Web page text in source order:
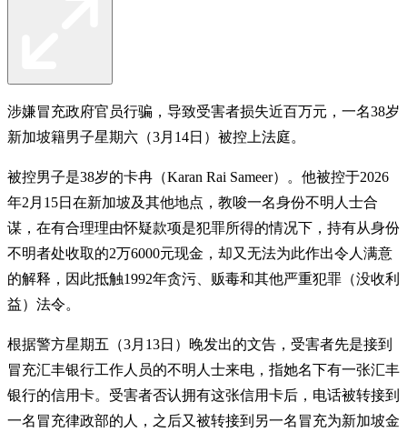
涉嫌冒充政府官员行骗，导致受害者损失近百万元，一名38岁
新加坡籍男子星期六（3月14日）被控上法庭。
被控男子是38岁的卡冉（Karan Rai Sameer）。他被控于2026
年2月15日在新加坡及其他地点，教唆一名身份不明人士合
谋，在有合理理由怀疑款项是犯罪所得的情况下，持有从身份
不明者处收取的2万6000元现金，却又无法为此作出令人满意
的解释，因此抵触1992年贪污、贩毒和其他严重犯罪（没收利
益）法令。
根据警方星期五（3月13日）晚发出的文告，受害者先是接到
冒充汇丰银行工作人员的不明人士来电，指她名下有一张汇丰
银行的信用卡。受害者否认拥有这张信用卡后，电话被转接到
一名冒充律政部的人，之后又被转接到另一名冒充为新加坡金